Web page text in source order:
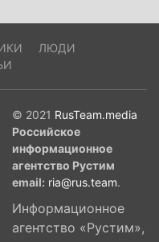
ЛЮДИ
© 2021 RusTeam.media
Российское
информационное
агентство Рустим
email: ria@rus.team.
Информационное
агентство «Рустим»,